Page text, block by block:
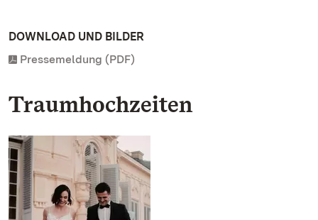
DOWNLOAD UND BILDER
Pressemeldung (PDF)
Traumhochzeiten